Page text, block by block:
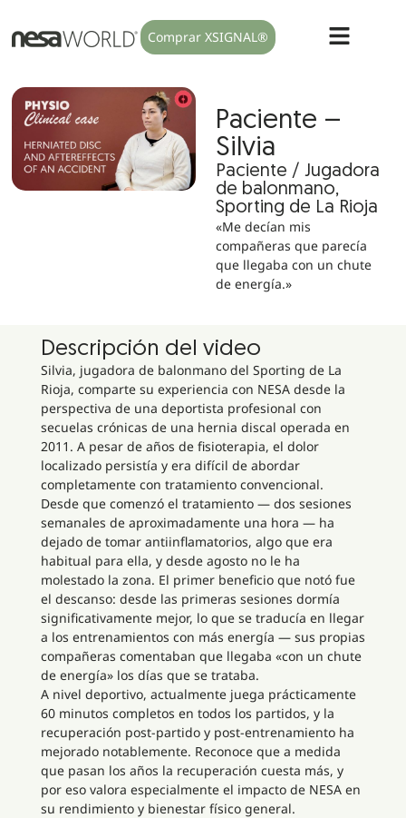
Comprar XSIGNAL®
Paciente –
Silvia
Paciente / Jugadora
de balonmano,
Sporting de La Rioja
«Me decían mis
compañeras que parecía
que llegaba con un chute
de energía.»
Descripción del video
Silvia, jugadora de balonmano del Sporting de La
Rioja, comparte su experiencia con NESA desde la
perspectiva de una deportista profesional con
secuelas crónicas de una hernia discal operada en
2011. A pesar de años de fisioterapia, el dolor
localizado persistía y era difícil de abordar
completamente con tratamiento convencional.
Desde que comenzó el tratamiento — dos sesiones
semanales de aproximadamente una hora — ha
dejado de tomar antiinflamatorios, algo que era
habitual para ella, y desde agosto no le ha
molestado la zona. El primer beneficio que notó fue
el descanso: desde las primeras sesiones dormía
significativamente mejor, lo que se traducía en llegar
a los entrenamientos con más energía — sus propias
compañeras comentaban que llegaba «con un chute
de energía» los días que se trataba.
A nivel deportivo, actualmente juega prácticamente
60 minutos completos en todos los partidos, y la
recuperación post-partido y post-entrenamiento ha
mejorado notablemente. Reconoce que a medida
que pasan los años la recuperación cuesta más, y
por eso valora especialmente el impacto de NESA en
su rendimiento y bienestar físico general.